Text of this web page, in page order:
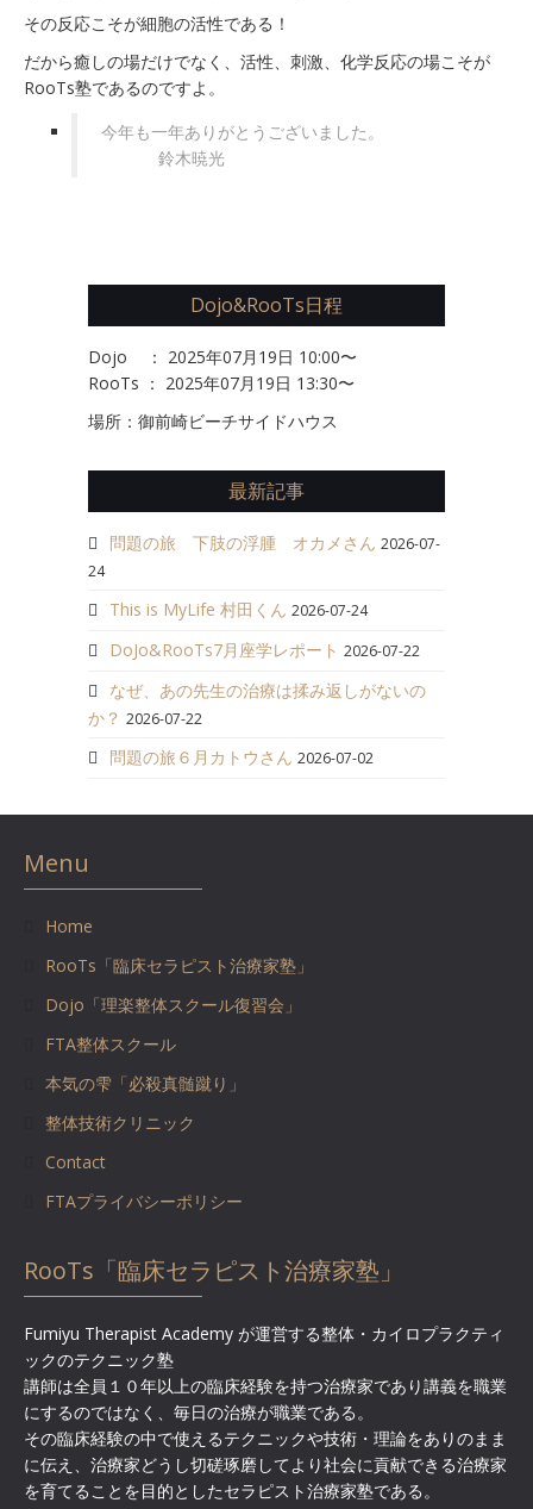
その反応こそが細胞の活性である！
だから癒しの場だけでなく、活性、刺激、化学反応の場こそが
RooTs塾であるのですよ。
今年も一年ありがとうございました。
鈴木暁光
Dojo&RooTs日程
Dojo ： 2025年07月19日 10:00〜
RooTs ： 2025年07月19日 13:30〜
場所：御前崎ビーチサイドハウス
最新記事
問題の旅 下肢の浮腫 オカメさん 2026-07-
24
This is MyLife 村田くん 2026-07-24
DoJo&RooTs7月座学レポート 2026-07-22
なぜ、あの先生の治療は揉み返しがないの
か？ 2026-07-22
問題の旅６月カトウさん 2026-07-02
Menu
Home
RooTs「臨床セラピスト治療家塾」
Dojo「理楽整体スクール復習会」
FTA整体スクール
本気の雫「必殺真髄蹴り」
整体技術クリニック
Contact
FTAプライバシーポリシー
RooTs「臨床セラピスト治療家塾」
Fumiyu Therapist Academy が運営する整体・カイロプラクティ
ックのテクニック塾
講師は全員１０年以上の臨床経験を持つ治療家であり講義を職業
にするのではなく、毎日の治療が職業である。
その臨床経験の中で使えるテクニックや技術・理論をありのまま
に伝え、治療家どうし切磋琢磨してより社会に貢献できる治療家
を育てることを目的としたセラピスト治療家塾である。